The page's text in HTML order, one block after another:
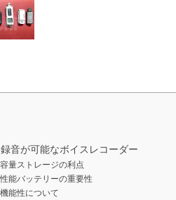
音が可能なボイスレコーダー
量ストレージの利点
能バッテリーの重要性
能性について